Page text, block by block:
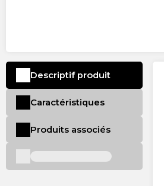
Descriptif produit
Caractéristiques
Produits associés